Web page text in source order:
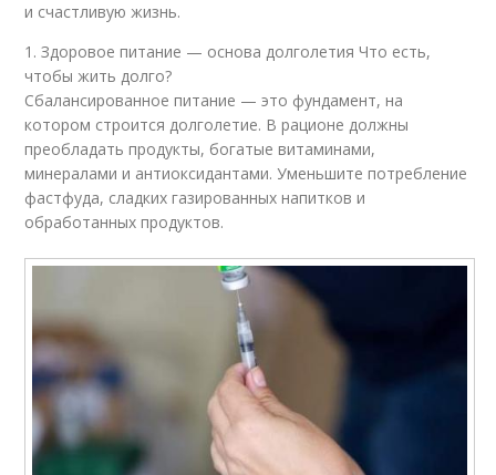
и счастливую жизнь.
1. Здоровое питание — основа долголетия Что есть,
чтобы жить долго?
Сбалансированное питание — это фундамент, на
котором строится долголетие. В рационе должны
преобладать продукты, богатые витаминами,
минералами и антиоксидантами. Уменьшите потребление
фастфуда, сладких газированных напитков и
обработанных продуктов.